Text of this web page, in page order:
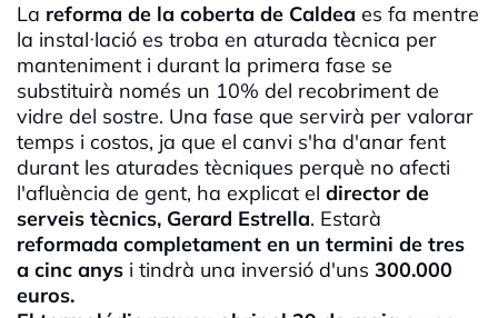
La reforma de la coberta de Caldea es fa mentre
la instal·lació es troba en aturada tècnica per
manteniment i durant la primera fase se
substituirà només un 10% del recobriment de
vidre del sostre. Una fase que servirà per valorar
temps i costos, ja que el canvi s'ha d'anar fent
durant les aturades tècniques perquè no afecti
l'afluència de gent, ha explicat el director de
serveis tècnics, Gerard Estrella. Estarà
reformada completament en un termini de tres
a cinc anys i tindrà una inversió d'uns 300.000
euros.